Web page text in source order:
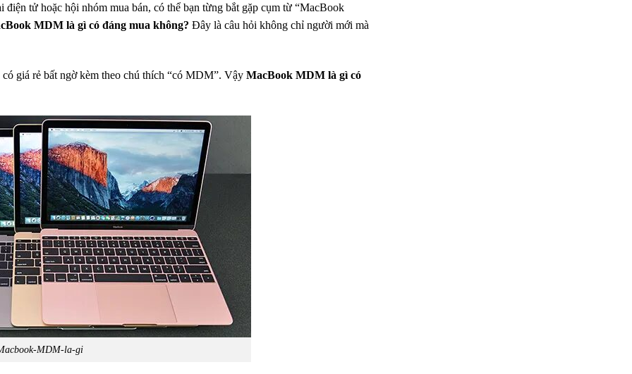
tử hoặc hội nhóm mua bán, có thể bạn từng bắt gặp cụm từ “MacBook
MDM là gì có đáng mua không? Đây là câu hỏi không chỉ người mới mà
giá rẻ bất ngờ kèm theo chú thích “có MDM”. Vậy MacBook MDM là gì có
MDM-la-gi